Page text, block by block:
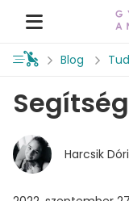
Blog
Harcsik Dóri